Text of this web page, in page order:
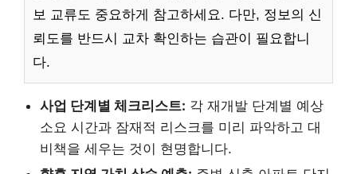
보 교류도 중요하게 참고하세요. 다만, 정보의 신
뢰도를 반드시 교차 확인하는 습관이 필요합니
다.
사업 단계별 체크리스트: 각 재개발 단계별 예상
소요 시간과 잠재적 리스크를 미리 파악하고 대
비책을 세우는 것이 현명합니다.